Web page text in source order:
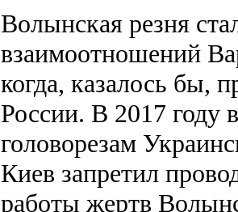
Волынская резня
взаимоотношений
когда, казалось бы,
России. В 2017 году
головорезам
Киев запретил
работы жертв